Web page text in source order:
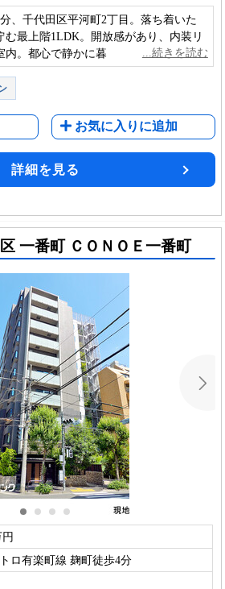
、千代田区平河町2丁目。落ち着いた
む最上階1LDK。開放感があり、内装リ
内。都心で静かに暮らせる一邸です。
お気に入りに追加
詳細を見る
一番町 ＣＯＮＯＥ一番町
円
ロ有楽町線 麹町徒歩4分